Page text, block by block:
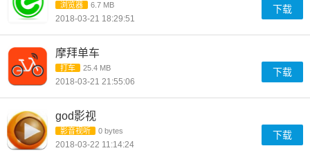
浏览器 6.7 MB
2018-03-21 18:29:51
下载
摩拜单车
打车 25.4 MB
2018-03-21 21:55:06
下载
god影视
影音视听 0 bytes
2018-03-22 11:14:24
下载